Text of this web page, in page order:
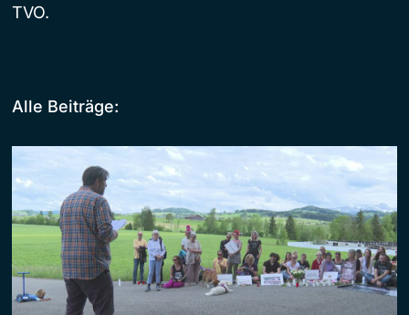
TVO.
Alle Beiträge: